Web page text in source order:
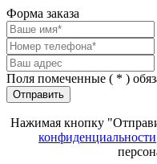
Форма заказа
Поля помеченные ( * )
Отправить
Нажимая кнопку
конфиденциальности